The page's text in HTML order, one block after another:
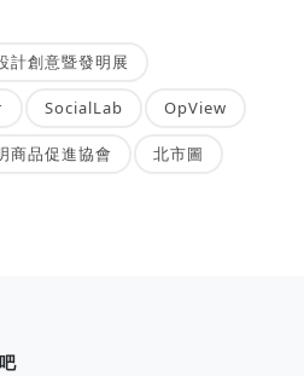
計創意暨發明展
SocialLab OpView
商品促進協會 北市圖